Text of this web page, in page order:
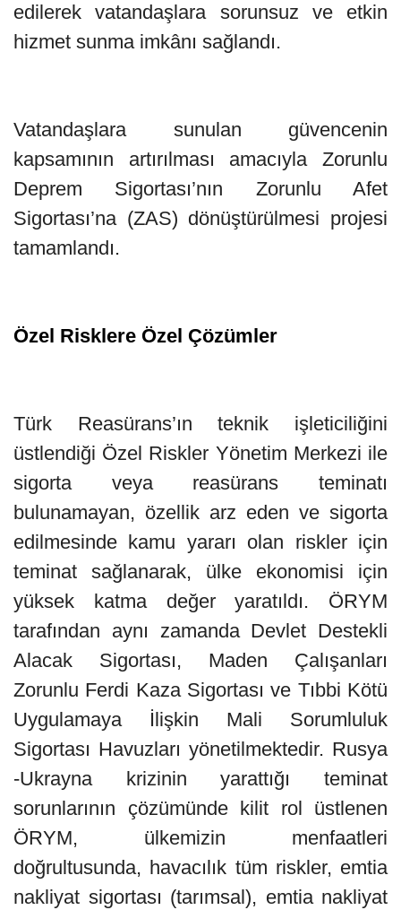
edilerek vatandaşlara sorunsuz ve etkin
hizmet sunma imkânı sağlandı.
Vatandaşlara sunulan güvencenin
kapsamının artırılması amacıyla Zorunlu
Deprem Sigortası’nın Zorunlu Afet
Sigortası’na (ZAS) dönüştürülmesi projesi
tamamlandı.
Özel Risklere Özel Çözümler
Türk Reasürans’ın teknik işleticiliğini
üstlendiği Özel Riskler Yönetim Merkezi ile
sigorta veya reasürans teminatı
bulunamayan, özellik arz eden ve sigorta
edilmesinde kamu yararı olan riskler için
teminat sağlanarak, ülke ekonomisi için
yüksek katma değer yaratıldı. ÖRYM
tarafından aynı zamanda Devlet Destekli
Alacak Sigortası, Maden Çalışanları
Zorunlu Ferdi Kaza Sigortası ve Tıbbi Kötü
Uygulamaya İlişkin Mali Sorumluluk
Sigortası Havuzları yönetilmektedir. Rusya
-Ukrayna krizinin yarattığı teminat
sorunlarının çözümünde kilit rol üstlenen
ÖRYM, ülkemizin menfaatleri
doğrultusunda, havacılık tüm riskler, emtia
nakliyat sigortası (tarımsal), emtia nakliyat